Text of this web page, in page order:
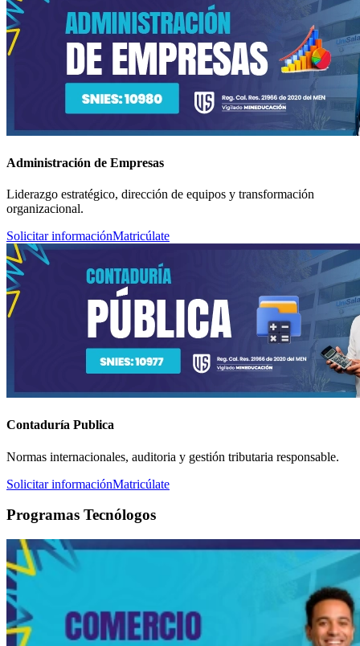
Administración de Empresas
Liderazgo estratégico, dirección de equipos y transformación
organizacional.
Solicitar informaciónMatricúlate
Contaduría Publica
Normas internacionales, auditoria y gestión tributaria responsable.
Solicitar informaciónMatricúlate
Programas Tecnólogos